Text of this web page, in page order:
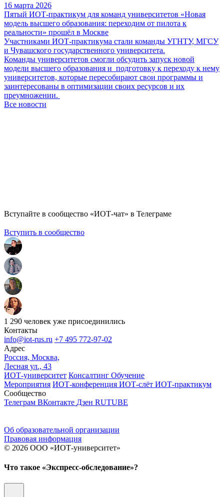
16 марта 2026
Пятый ИОТ-практикум для команд университетов «Новая
модель высшего образования: переходим от пилота к
реальности» прошёл в Москве
Участниками ИОТ-практикума стали команды УГНТУ, МГСУ
и Чувашского государственного университета.
Команды университетов смогли обсудить запуск новой
модели высшего образования и подготовку к переходу к нему
университетов, которые пересобирают свои программы и
заинтересованы в оптимизации своих ресурсов и их
преумножении.
Все новости
Вступайте в сообщество «ИОТ-чат» в Телеграме
Вступить в сообщество
1 290 человек уже присоединились
Контакты
info@iot-rus.ru +7 495 772-97-02
Адрес
Россия, Москва,
Лесная ул., 43
ИОТ-университет Консалтинг Обучение
Мероприятия ИОТ-конференция ИОТ-слёт ИОТ-практикум
Сообщество
Телеграм ВКонтакте Дзен RUTUBE
Об образовательной организации
Правовая информация
© 2026 ООО «ИОТ-университет»
Что такое «Экспресс-обследование»?